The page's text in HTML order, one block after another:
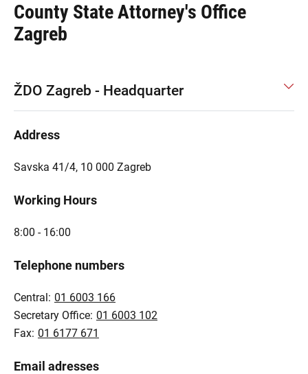
County State Attorney's Office
Zagreb
ŽDO Zagreb - Headquarter
Address
Savska 41/4, 10 000 Zagreb
Working Hours
8:00 - 16:00
Telephone numbers
Central: 01 6003 166
Secretary Office: 01 6003 102
Fax: 01 6177 671
Email adresses